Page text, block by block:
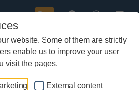
website. Some of them are strictly
enable us to improve your user
visit the pages.
External content
Buy
er kommet til